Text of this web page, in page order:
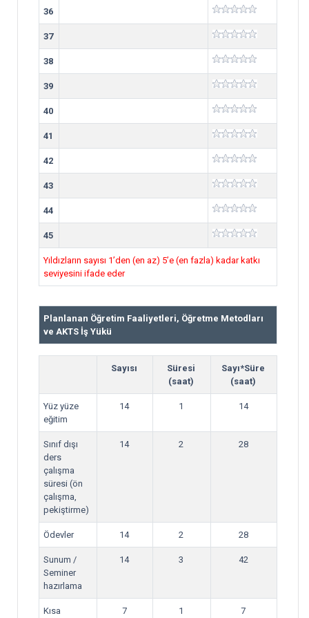
36
37
38
39
40
41
42
43
44
45
Yıldızların sayısı 1’den (en az) 5’e (en fazla) kadar katkı
seviyesini ifade eder
Planlanan Öğretim Faaliyetleri, Öğretme Metodları
ve AKTS İş Yükü
Sayısı
Süresi
(saat)
Sayı*Süre
(saat)
Yüz yüze
eğitim
14 1 14
Sınıf dışı
ders
çalışma
süresi (ön
çalışma,
pekiştirme)
14 2 28
Ödevler 14 2 28
Sunum /
Seminer
hazırlama
14 3 42
Kısa
7 1 7